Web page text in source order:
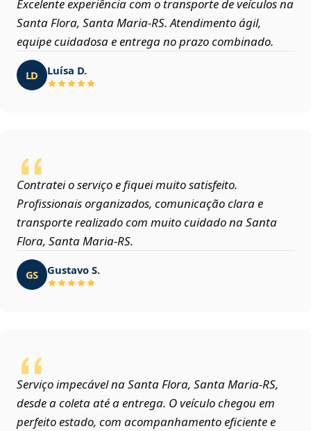
Excelente experiência com o transporte de veículos na
Santa Flora, Santa Maria‑RS. Atendimento ágil,
equipe cuidadosa e entrega no prazo combinado.
LD Luísa D.
Contratei o serviço e fiquei muito satisfeito.
Profissionais organizados, comunicação clara e
transporte realizado com muito cuidado na Santa
Flora, Santa Maria‑RS.
GS Gustavo S.
Serviço impecável na Santa Flora, Santa Maria‑RS,
desde a coleta até a entrega. O veículo chegou em
perfeito estado, com acompanhamento eficiente e